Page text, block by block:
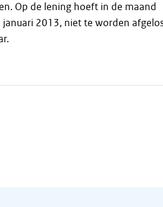
Op de lening hoeft in de maand
2013, niet te worden